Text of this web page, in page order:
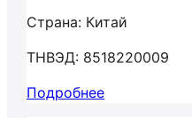
Страна: Китай
ТНВЭД: 8518220009
Подробнее